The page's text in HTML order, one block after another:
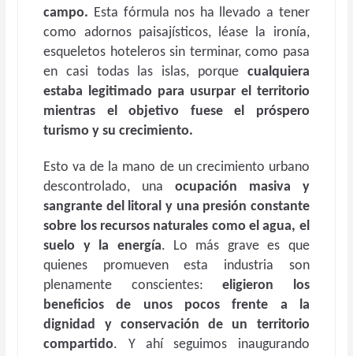
campo. Esta fórmula nos ha llevado a tener
como adornos paisajísticos, léase la ironía,
esqueletos hoteleros sin terminar, como pasa
en casi todas las islas, porque cualquiera
estaba legitimado para usurpar el territorio
mientras el objetivo fuese el próspero
turismo y su crecimiento.
Esto va de la mano de un crecimiento urbano
descontrolado, una ocupación masiva y
sangrante del litoral y una presión constante
sobre los recursos naturales como el agua, el
suelo y la energía. Lo más grave es que
quienes promueven esta industria son
plenamente conscientes:eligieron los
beneficios de unos pocos frente a la
dignidad y conservación de un territorio
compartido. Y ahí seguimos inaugurando